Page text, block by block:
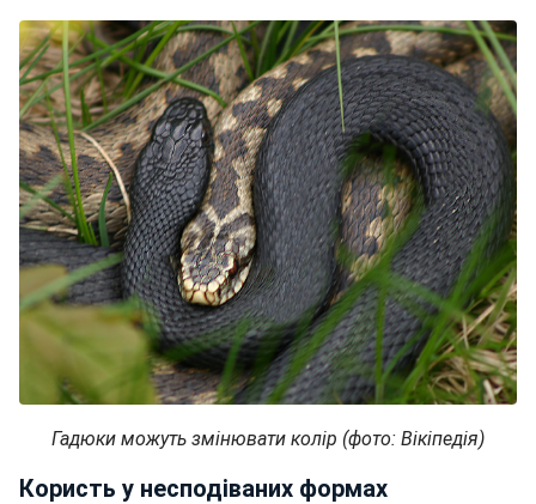
Гадюки можуть змінювати колір (фото: Вікіпедія)
Користь у несподіваних формах